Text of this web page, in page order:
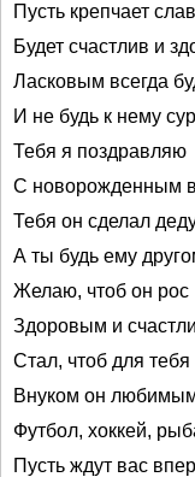
Пусть крепчает
Будет счастлив и
Ласковым всегда
И не будь к нему
Тебя я поздравляю
С новорожденным
Тебя он сделал
А ты будь ему
Желаю, чтоб он рос
Здоровым и
Стал, чтоб для тебя
Внуком он
Футбол, хоккей,
Пусть ждут вас